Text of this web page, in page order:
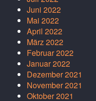
Juni 2022
Mai 2022
April 2022
März 2022
Februar 2022
Januar 2022
Dezember 2021
November 2021
Oktober 2021